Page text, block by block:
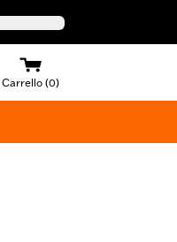
Carrello (0)